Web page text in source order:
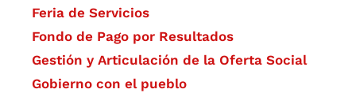
Feria de Servicios
Fondo de Pago por Resultados
Gestión y Articulación de la Oferta Social
Gobierno con el pueblo